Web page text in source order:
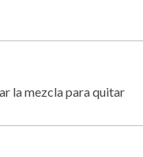
la mezcla para quitar